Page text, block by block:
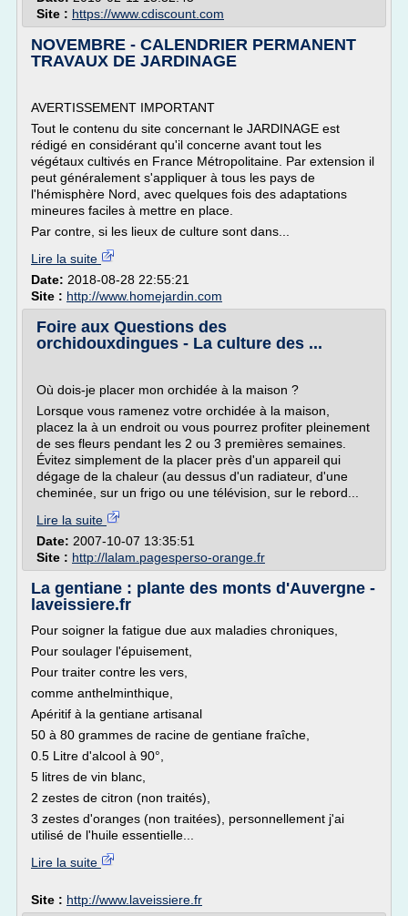
Site : https://www.cdiscount.com
NOVEMBRE - CALENDRIER PERMANENT
TRAVAUX DE JARDINAGE
AVERTISSEMENT IMPORTANT
Tout le contenu du site concernant le JARDINAGE est
rédigé en considérant qu'il concerne avant tout les
végétaux cultivés en France Métropolitaine. Par extension il
peut généralement s'appliquer à tous les pays de
l'hémisphère Nord, avec quelques fois des adaptations
mineures faciles à mettre en place.
Par contre, si les lieux de culture sont dans...
Lire la suite
Date: 2018-08-28 22:55:21
Site : http://www.homejardin.com
Foire aux Questions des
orchidouxdingues - La culture des ...
Où dois-je placer mon orchidée à la maison ?
Lorsque vous ramenez votre orchidée à la maison,
placez la à un endroit ou vous pourrez profiter pleinement
de ses fleurs pendant les 2 ou 3 premières semaines.
Évitez simplement de la placer près d'un appareil qui
dégage de la chaleur (au dessus d'un radiateur, d'une
cheminée, sur un frigo ou une télévision, sur le rebord...
Lire la suite
Date: 2007-10-07 13:35:51
Site : http://lalam.pagesperso-orange.fr
La gentiane : plante des monts d'Auvergne -
laveissiere.fr
Pour soigner la fatigue due aux maladies chroniques,
Pour soulager l'épuisement,
Pour traiter contre les vers,
comme anthelminthique,
Apéritif à la gentiane artisanal
50 à 80 grammes de racine de gentiane fraîche,
0.5 Litre d'alcool à 90°,
5 litres de vin blanc,
2 zestes de citron (non traités),
3 zestes d'oranges (non traitées), personnellement j'ai
utilisé de l'huile essentielle...
Lire la suite
Site : http://www.laveissiere.fr